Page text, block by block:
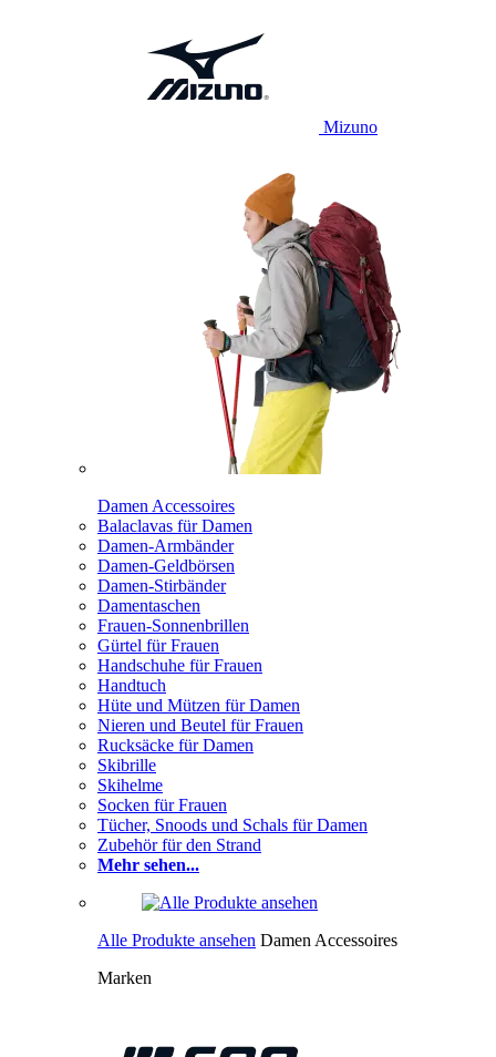
Mizuno
Damen Accessoires
Balaclavas für Damen
Damen-Armbänder
Damen-Geldbörsen
Damen-Stirbänder
Damentaschen
Frauen-Sonnenbrillen
Gürtel für Frauen
Handschuhe für Frauen
Handtuch
Hüte und Mützen für Damen
Nieren und Beutel für Frauen
Rucksäcke für Damen
Skibrille
Skihelme
Socken für Frauen
Tücher, Snoods und Schals für Damen
Zubehör für den Strand
Mehr sehen...
Alle Produkte ansehen Damen Accessoires
Marken